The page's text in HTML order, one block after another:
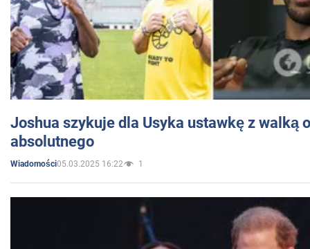
Joshua szykuje dla Usyka ustawkę z walką
absolutnego
Wiadomości05.03.2025 16:22 1